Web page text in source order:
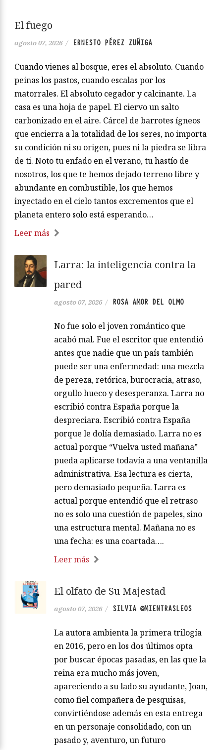
El fuego
agosto 07, 2026 / ERNESTO PÉREZ ZUÑIGA
Cuando vienes al bosque, eres el absoluto. Cuando
peinas los pastos, cuando escalas por los
matorrales. El absoluto cegador y calcinante. La
casa es una hoja de papel. El ciervo un salto
carbonizado en el aire. Cárcel de barrotes ígneos
que encierra a la totalidad de los seres, no importa
su condición ni su origen, pues ni la piedra se libra
de ti. Noto tu enfado en el verano, tu hastío de
nosotros, los que te hemos dejado terreno libre y
abundante en combustible, los que hemos
inyectado en el cielo tantos excrementos que el
planeta entero solo está esperando…
Leer más
Larra: la inteligencia contra la
pared
agosto 07, 2026 / ROSA AMOR DEL OLMO
No fue solo el joven romántico que
acabó mal. Fue el escritor que entendió
antes que nadie que un país también
puede ser una enfermedad: una mezcla
de pereza, retórica, burocracia, atraso,
orgullo hueco y desesperanza. Larra no
escribió contra España porque la
despreciara. Escribió contra España
porque le dolía demasiado. Larra no es
actual porque “Vuelva usted mañana”
pueda aplicarse todavía a una ventanilla
administrativa. Esa lectura es cierta,
pero demasiado pequeña. Larra es
actual porque entendió que el retraso
no es solo una cuestión de papeles, sino
una estructura mental. Mañana no es
una fecha: es una coartada….
Leer más
El olfato de Su Majestad
agosto 07, 2026 / SILVIA @MIENTRASLEOS
La autora ambienta la primera trilogía
en 2016, pero en los dos últimos opta
por buscar épocas pasadas, en las que la
reina era mucho más joven,
apareciendo a su lado su ayudante, Joan,
como fiel compañera de pesquisas,
convirtiéndose además en esta entrega
en un personaje consolidado, con un
pasado y, aventuro, un futuro